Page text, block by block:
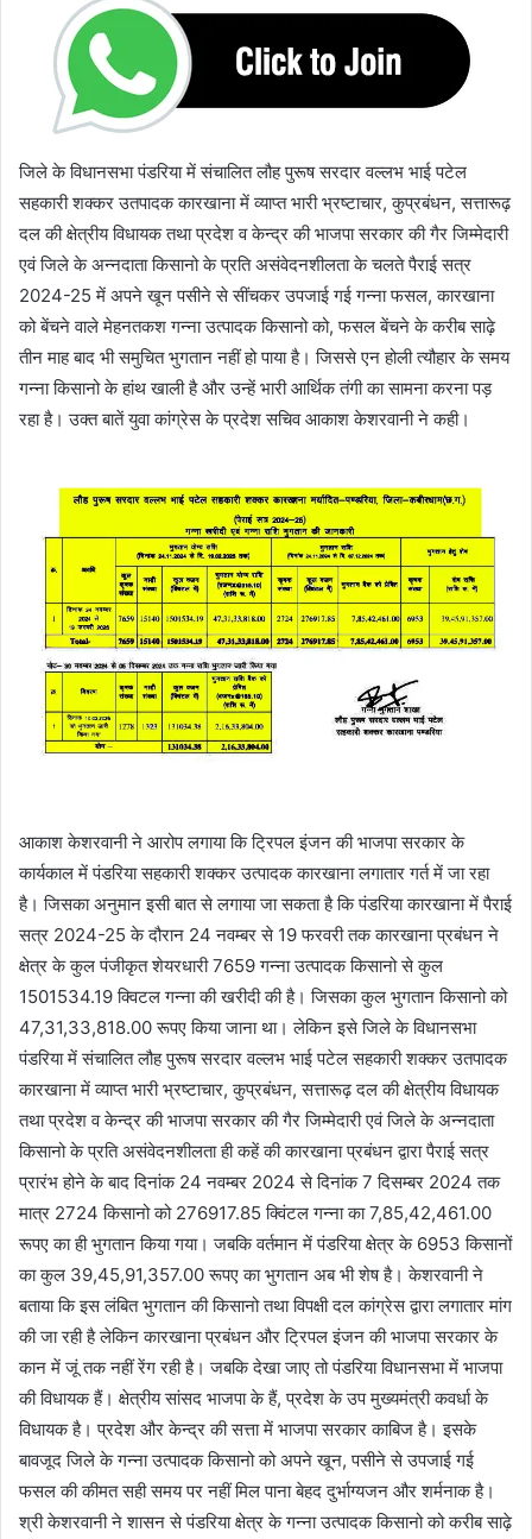
जिले के विधानसभा पंडरिया में संचालित लौह पुरूष सरदार वल्लभ भाई पटेल
सहकारी शक्कर उतपादक कारखाना में व्याप्त भारी भ्रष्टाचार, कुप्रबंधन, सत्तारूढ़
दल की क्षेत्रीय विधायक तथा प्रदेश व केन्द्र की भाजपा सरकार की गैर जिम्मेदारी
एवं जिले के अन्नदाता किसानो के प्रति असंवेदनशीलता के चलते पैराई सत्र
2024-25 में अपने खून पसीने से सींचकर उपजाई गई गन्ना फसल, कारखाना
को बेंचने वाले मेहनतकश गन्ना उत्पादक किसानो को, फसल बेंचने के करीब साढ़े
तीन माह बाद भी समुचित भुगतान नहीं हो पाया है। जिससे एन होली त्यौहार के समय
गन्ना किसानो के हांथ खाली है और उन्हें भारी आर्थिक तंगी का सामना करना पड़
रहा है। उक्त बातें युवा कांग्रेस के प्रदेश सचिव आकाश केशरवानी ने कही।
आकाश केशरवानी ने आरोप लगाया कि ट्रिपल इंजन की भाजपा सरकार के
कार्यकाल में पंडरिया सहकारी शक्कर उत्पादक कारखाना लगातार गर्त में जा रहा
है। जिसका अनुमान इसी बात से लगाया जा सकता है कि पंडरिया कारखाना में पैराई
सत्र 2024-25 के दौरान 24 नवम्बर से 19 फरवरी तक कारखाना प्रबंधन ने
क्षेत्र के कुल पंजीकृत शेयरधारी 7659 गन्ना उत्पादक किसानो से कुल
1501534.19 क्विटल गन्ना की खरीदी की है। जिसका कुल भुगतान किसानो को
47,31,33,818.00 रूपए किया जाना था। लेकिन इसे जिले के विधानसभा
पंडरिया में संचालित लौह पुरूष सरदार वल्लभ भाई पटेल सहकारी शक्कर उतपादक
कारखाना में व्याप्त भारी भ्रष्टाचार, कुप्रबंधन, सत्तारूढ़ दल की क्षेत्रीय विधायक
तथा प्रदेश व केन्द्र की भाजपा सरकार की गैर जिम्मेदारी एवं जिले के अन्नदाता
किसानो के प्रति असंवेदनशीलता ही कहें की कारखाना प्रबंधन द्वारा पैराई सत्र
प्रारंभ होने के बाद दिनांक 24 नवम्बर 2024 से दिनांक 7 दिसम्बर 2024 तक
मात्र 2724 किसानो को 276917.85 क्विंटल गन्ना का 7,85,42,461.00
रूपए का ही भुगतान किया गया। जबकि वर्तमान में पंडरिया क्षेत्र के 6953 किसानों
का कुल 39,45,91,357.00 रूपए का भुगतान अब भी शेष है। केशरवानी ने
बताया कि इस लंबित भुगतान की किसानो तथा विपक्षी दल कांग्रेस द्वारा लगातार मांग
की जा रही है लेकिन कारखाना प्रबंधन और ट्रिपल इंजन की भाजपा सरकार के
कान में जूं तक नहीं रेंग रही है। जबकि देखा जाए तो पंडरिया विधानसभा में भाजपा
की विधायक हैं। क्षेत्रीय सांसद भाजपा के हैं, प्रदेश के उप मुख्यमंत्री कवर्धा के
विधायक है। प्रदेश और केन्द्र की सत्ता में भाजपा सरकार काबिज है। इसके
बावजूद जिले के गन्ना उत्पादक किसानो को अपने खून, पसीने से उपजाई गई
फसल की कीमत सही समय पर नहीं मिल पाना बेहद दुर्भाग्यजन और शर्मनाक है।
श्री केशरवानी ने शासन से पंडरिया क्षेत्र के गन्ना उत्पादक किसानो को करीब साढ़े